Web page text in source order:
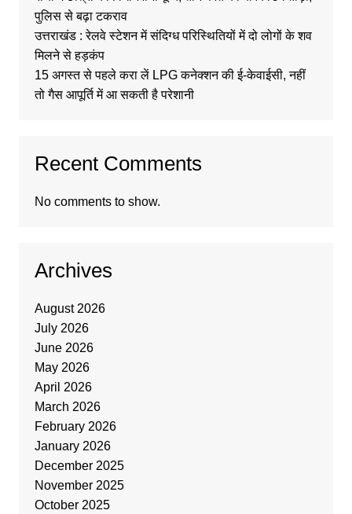
पुलिस से बढ़ा टकराव
उत्तराखंड : रेलवे स्टेशन में संदिग्ध परिस्थितियों में दो लोगों के शव
मिलने से हड़कंप
15 अगस्त से पहले करा लें LPG कनेक्शन की ई-केवाईसी, नहीं
तो गैस आपूर्ति में आ सकती है परेशानी
Recent Comments
No comments to show.
Archives
August 2026
July 2026
June 2026
May 2026
April 2026
March 2026
February 2026
January 2026
December 2025
November 2025
October 2025